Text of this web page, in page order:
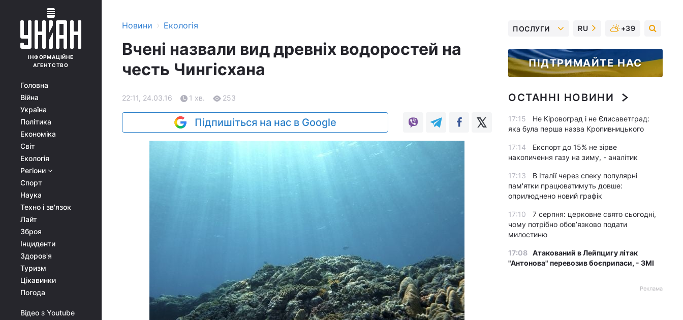
ІНФОРМАЦІЙНЕ
АГЕНТСТВО
Головна
Війна
Україна
Політика
Економіка
Світ
Екологія
Регіони
Спорт
Наука
Техно і зв'язок
Лайт
Зброя
Інциденти
Здоров'я
Туризм
Цікавинки
Погода
Відео з Youtube
Новини › Екологія
Вчені назвали вид древніх водоростей на
честь Чингісхана
22:11, 24.03.16 1 хв. 253
Підпишіться на нас в Google
ПОСЛУГИ RU +39
ПІДТРИМАЙТЕ НАС
ОСТАННІ НОВИНИ
17:15
Не Кіровоград і не Єлисаветград:
яка була перша назва Кропивницького
17:14
Експорт до 15% не зірве
накопичення газу на зиму, - аналітик
17:13
В Італії через спеку популярні
пам'ятки працюватимуть довше:
оприлюднено новий графік
17:10
7 серпня: церковне свято сьогодні,
чому потрібно обов’язково подати
милостиню
17:08 Атакований в Лейпцигу літак
"Антонова" перевозив боєприпаси, - ЗМІ
Реклама